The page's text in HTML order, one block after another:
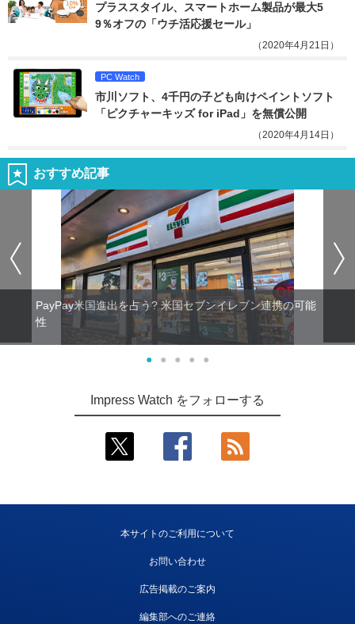
プラススタイル、スマートホーム製品が最大5
9％オフの「ウチ活応援セール」
（2020年4月21日）
PC Watch
市川ソフト、4千円の子ども向けペイントソフト
「ピクチャーキッズ for iPad」を無償公開
（2020年4月14日）
おすすめ記事
PayPay米国進出を占う? 米国セブンイレブン連携の可能
性
● ● ● ● ●
Impress Watch をフォローする
本サイトのご利用について
お問い合わせ
広告掲載のご案内
編集部へのご連絡